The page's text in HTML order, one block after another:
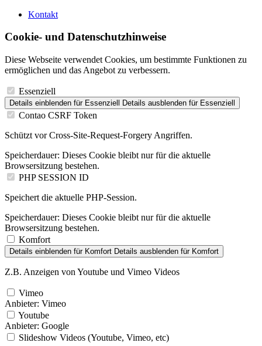
Kontakt
Cookie- und Datenschutzhinweise
Diese Webseite verwendet Cookies, um bestimmte Funktionen zu
ermöglichen und das Angebot zu verbessern.
Essenziell
Details einblenden für Essenziell Details ausblenden für Essenziell
Contao CSRF Token
Schützt vor Cross-Site-Request-Forgery Angriffen.
Speicherdauer: Dieses Cookie bleibt nur für die aktuelle
Browsersitzung bestehen.
PHP SESSION ID
Speichert die aktuelle PHP-Session.
Speicherdauer: Dieses Cookie bleibt nur für die aktuelle
Browsersitzung bestehen.
Komfort
Details einblenden für Komfort Details ausblenden für Komfort
Z.B. Anzeigen von Youtube und Vimeo Videos
Vimeo
Anbieter: Vimeo
Youtube
Anbieter: Google
Slideshow Videos (Youtube, Vimeo, etc)